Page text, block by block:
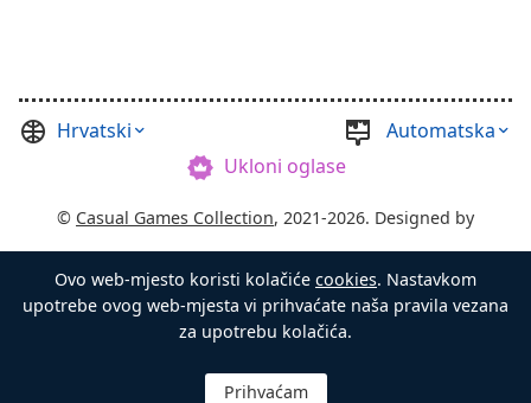
Hrvatski
Automatska
Ukloni oglase
© Casual Games Collection, 2021-2026. Designed by
FINAL LEVEL.
Uvjeti i odredbe
Privatnost Gospodar škrinje
Ovo web-mjesto koristi kolačiće cookies. Nastavkom
upotrebe ovog web-mjesta vi prihvaćate naša pravila vezana
za upotrebu kolačića.